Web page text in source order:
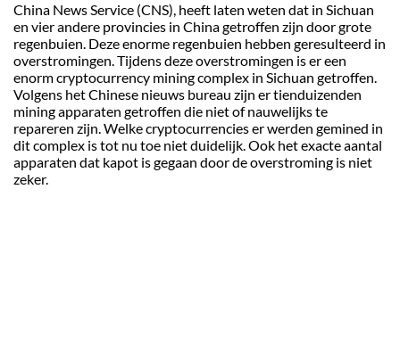
China News Service (CNS), heeft laten weten dat in Sichuan
en vier andere provincies in China getroffen zijn door grote
regenbuien. Deze enorme regenbuien hebben geresulteerd in
overstromingen. Tijdens deze overstromingen is er een
enorm cryptocurrency mining complex in Sichuan getroffen.
Volgens het Chinese nieuws bureau zijn er tienduizenden
mining apparaten getroffen die niet of nauwelijks te
repareren zijn. Welke cryptocurrencies er werden gemined in
dit complex is tot nu toe niet duidelijk. Ook het exacte aantal
apparaten dat kapot is gegaan door de overstroming is niet
zeker.